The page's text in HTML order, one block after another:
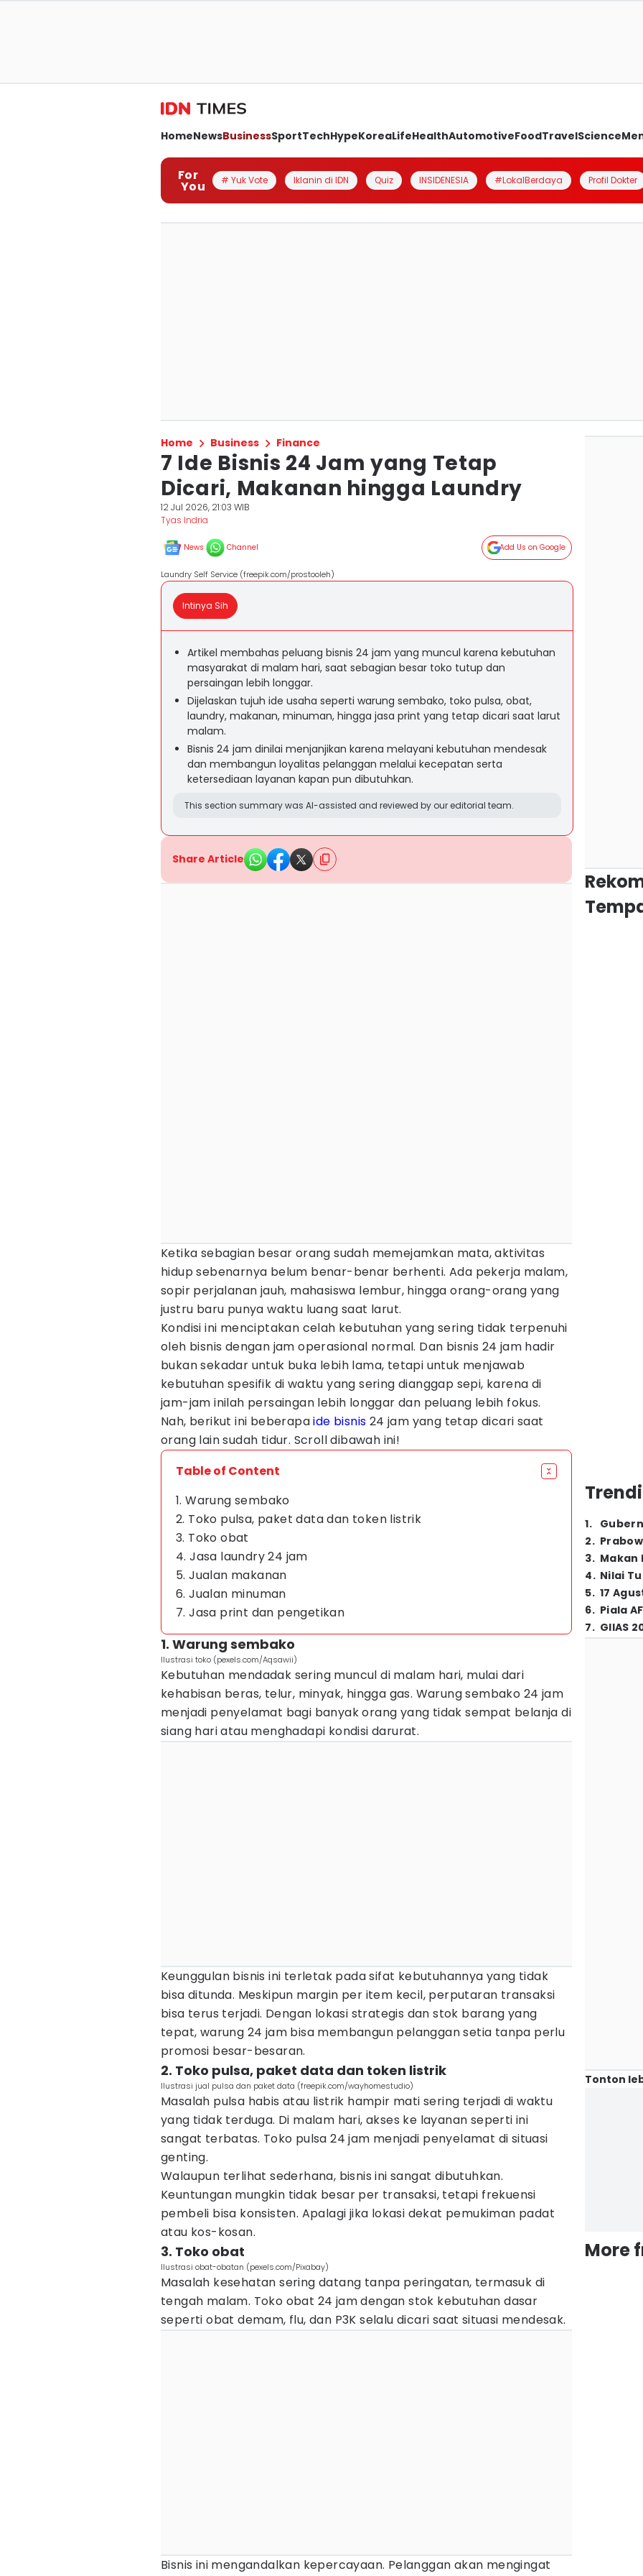
HomeNewsBusinessSportTechHypeKoreaLifeHealthAutomotiveFoodTravelScience
For
You # Yuk Vote Iklanin di IDN Quiz INSIDENESIA #LokalBerdaya Profil Dokter
Home Business Finance
7 Ide Bisnis 24 Jam yang Tetap
Dicari, Makanan hingga Laundry
12 Jul 2026, 21:03 WIB
Tyas Indria
News Channel Add Us on Google
Laundry Self Service (freepik.com/prostooleh)
Intinya Sih
Artikel membahas peluang bisnis 24 jam yang muncul karena kebutuhan
masyarakat di malam hari, saat sebagian besar toko tutup dan
persaingan lebih longgar.
Dijelaskan tujuh ide usaha seperti warung sembako, toko pulsa, obat,
laundry, makanan, minuman, hingga jasa print yang tetap dicari saat larut
malam.
Bisnis 24 jam dinilai menjanjikan karena melayani kebutuhan mendesak
dan membangun loyalitas pelanggan melalui kecepatan serta
ketersediaan layanan kapan pun dibutuhkan.
This section summary was AI-assisted and reviewed by our editorial team.
Share Article
Ketika sebagian besar orang sudah memejamkan mata, aktivitas
hidup sebenarnya belum benar-benar berhenti. Ada pekerja malam,
sopir perjalanan jauh, mahasiswa lembur, hingga orang-orang yang
justru baru punya waktu luang saat larut.
Kondisi ini menciptakan celah kebutuhan yang sering tidak terpenuhi
oleh bisnis dengan jam operasional normal. Dan bisnis 24 jam hadir
bukan sekadar untuk buka lebih lama, tetapi untuk menjawab
kebutuhan spesifik di waktu yang sering dianggap sepi, karena di
jam-jam inilah persaingan lebih longgar dan peluang lebih fokus.
Nah, berikut ini beberapaide bisnis 24 jam yang tetap dicari saat
orang lain sudah tidur. Scroll dibawah ini!
Table of Content
1. Warung sembako
2. Toko pulsa, paket data dan token listrik
3. Toko obat
4. Jasa laundry 24 jam
5. Jualan makanan
6. Jualan minuman
7. Jasa print dan pengetikan
1. Warung sembako
Ilustrasi toko (pexels.com/Aqsawii)
Kebutuhan mendadak sering muncul di malam hari, mulai dari
kehabisan beras, telur, minyak, hingga gas. Warung sembako 24 jam
menjadi penyelamat bagi banyak orang yang tidak sempat belanja di
siang hari atau menghadapi kondisi darurat.
Keunggulan bisnis ini terletak pada sifat kebutuhannya yang tidak
bisa ditunda. Meskipun margin per item kecil, perputaran transaksi
bisa terus terjadi. Dengan lokasi strategis dan stok barang yang
tepat, warung 24 jam bisa membangun pelanggan setia tanpa perlu
promosi besar-besaran.
2. Toko pulsa, paket data dan token listrik
Ilustrasi jual pulsa dan paket data (freepik.com/wayhomestudio)
Masalah pulsa habis atau listrik hampir mati sering terjadi di waktu
yang tidak terduga. Di malam hari, akses ke layanan seperti ini
sangat terbatas. Toko pulsa 24 jam menjadi penyelamat di situasi
genting.
Walaupun terlihat sederhana, bisnis ini sangat dibutuhkan.
Keuntungan mungkin tidak besar per transaksi, tetapi frekuensi
pembeli bisa konsisten. Apalagi jika lokasi dekat pemukiman padat
atau kos-kosan.
3. Toko obat
Ilustrasi obat-obatan (pexels.com/Pixabay)
Masalah kesehatan sering datang tanpa peringatan, termasuk di
tengah malam. Toko obat 24 jam dengan stok kebutuhan dasar
seperti obat demam, flu, dan P3K selalu dicari saat situasi mendesak.
Bisnis ini mengandalkan kepercayaan. Pelanggan akan mengingat
1.
2.
3. Makan
4. Nilai
5. 17
6. Piala
7. GIIAS
Tonton
More